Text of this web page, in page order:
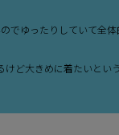
でゆったりしていて全
けど大きめに着たいとい